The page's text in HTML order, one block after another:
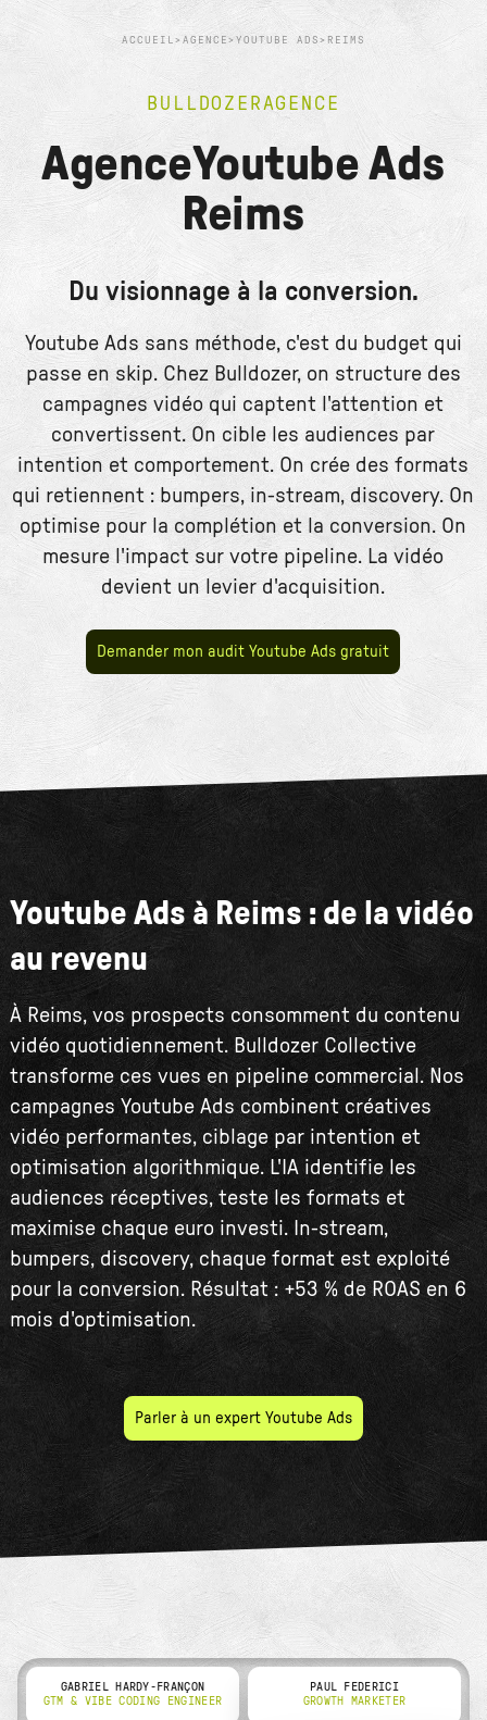
ACCUEIL > AGENCE > YOUTUBE ADS > REIMS
BULLDOZERAGENCE
AgenceYoutube Ads
Reims
Du visionnage à la conversion.
Youtube Ads sans méthode, c'est du budget qui
passe en skip. Chez Bulldozer, on structure des
campagnes vidéo qui captent l'attention et
convertissent. On cible les audiences par
intention et comportement. On crée des formats
qui retiennent : bumpers, in-stream, discovery. On
optimise pour la complétion et la conversion. On
mesure l'impact sur votre pipeline. La vidéo
devient un levier d'acquisition.
Demander mon audit Youtube Ads gratuit
Youtube Ads à Reims : de la vidéo
au revenu
À Reims, vos prospects consomment du contenu
vidéo quotidiennement. Bulldozer Collective
transforme ces vues en pipeline commercial. Nos
campagnes Youtube Ads combinent créatives
vidéo performantes, ciblage par intention et
optimisation algorithmique. L'IA identifie les
audiences réceptives, teste les formats et
maximise chaque euro investi. In-stream,
bumpers, discovery, chaque format est exploité
pour la conversion. Résultat : +53 % de ROAS en 6
mois d'optimisation.
Parler à un expert Youtube Ads
GABRIEL HARDY-FRANÇON
GTM & VIBE CODING ENGINEER
PAUL FEDERICI
GROWTH MARKETER